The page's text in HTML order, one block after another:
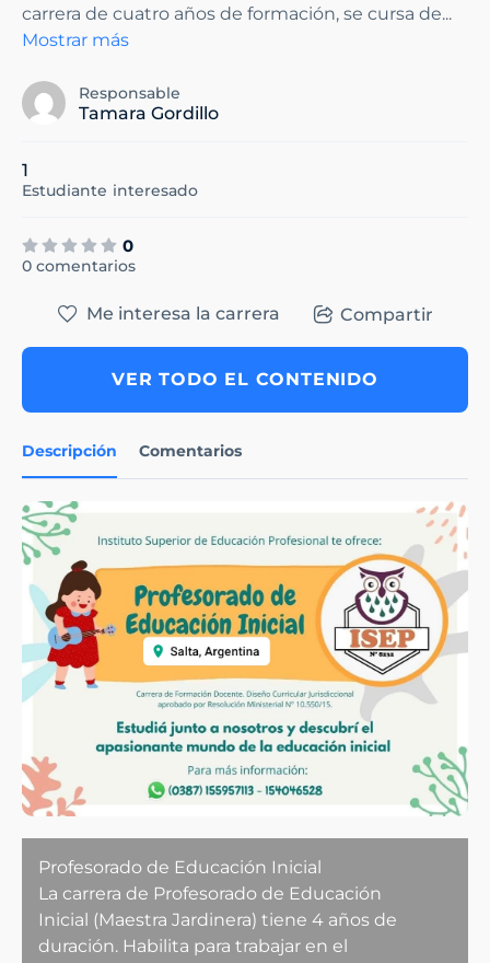
carrera de cuatro años de formación, se cursa de...
Mostrar más
Responsable
Tamara Gordillo
1
Estudiante interesado
0
0 comentarios
Descripción Comentarios
Profesorado de Educación Inicial
La carrera de Profesorado de Educación
Inicial (Maestra Jardinera) tiene 4 años de
duración. Habilita para trabajar en el
Me interesa la carrera Compartir
VER TODO EL CONTENIDO